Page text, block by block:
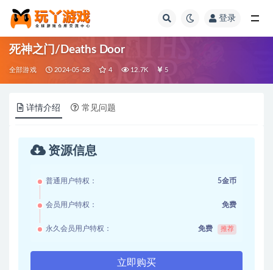
登录
死神之门/Deaths Door
全部游戏 2024-05-28 4 12.7K 5
详情介绍 常见问题
资源信息
普通用户特权： 5金币
会员用户特权： 免费
永久会员用户特权： 免费 推荐
立即购买